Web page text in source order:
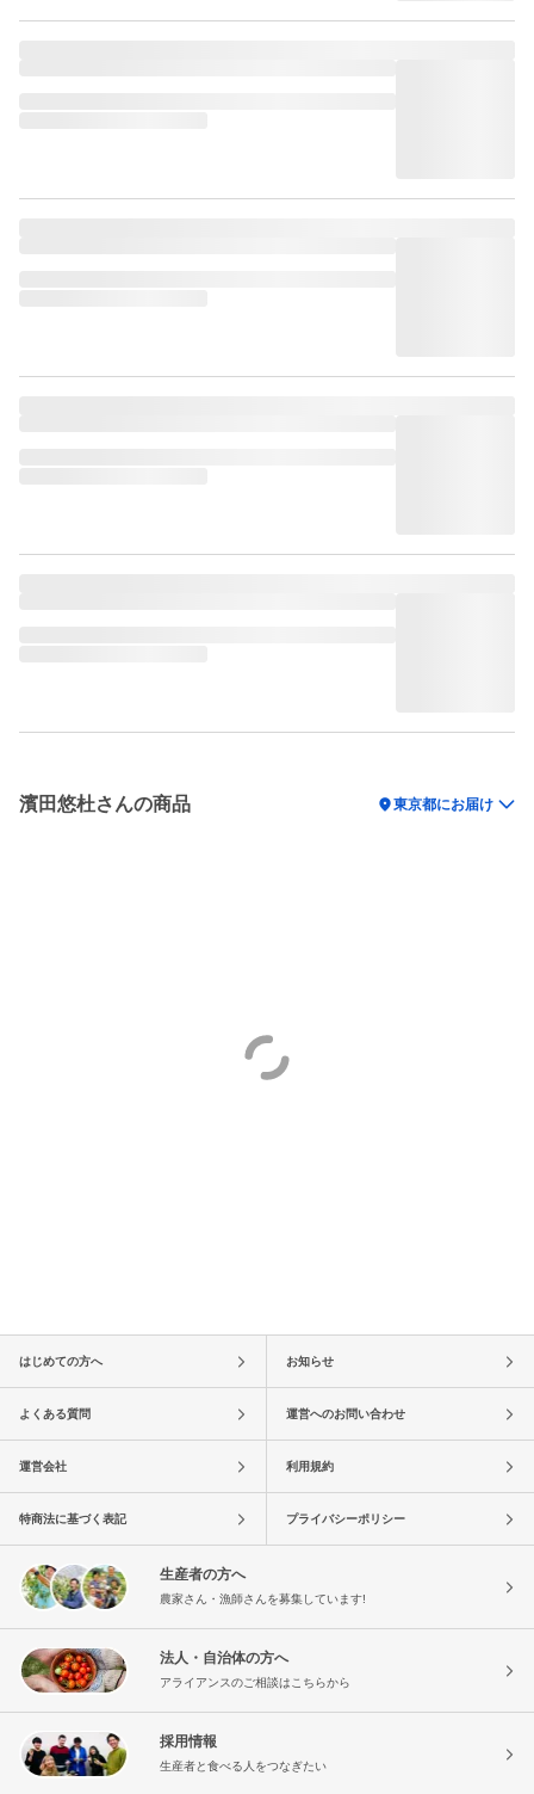
濱田悠杜さんの商品 location_on東京都にお届け
はじめての方へ お知らせ
よくある質問 運営へのお問い合わせ
運営会社 利用規約
特商法に基づく表記 プライバシーポリシー
生産者の方へ
農家さん・漁師さんを募集しています!
法人・自治体の方へ
アライアンスのご相談はこちらから
採用情報
生産者と食べる人をつなぎたい